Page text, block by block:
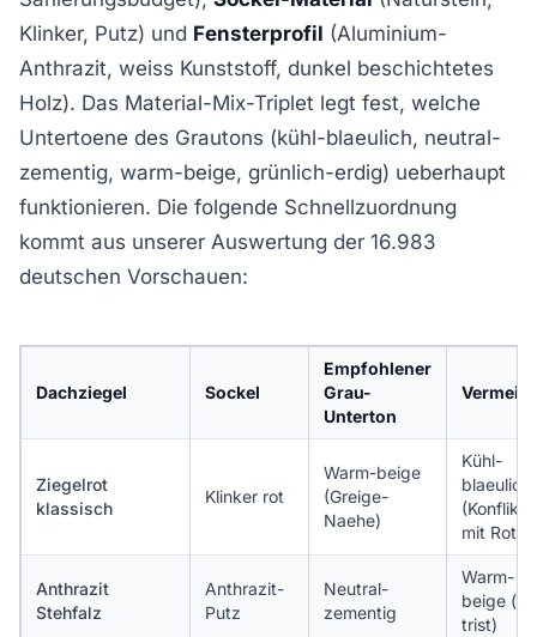
Klinker, Putz) und Fensterprofil (Aluminium-
Anthrazit, weiss Kunststoff, dunkel beschichtetes
Holz). Das Material-Mix-Triplet legt fest, welche
Untertoene des Grautons (kühl-blaeulich, neutral-
zementig, warm-beige, grünlich-erdig) ueberhaupt
funktionieren. Die folgende Schnellzuordnung
kommt aus unserer Auswertung der 16.983
deutschen Vorschauen:
Dachziegel Sockel
Empfohlener
Grau-
Unterton
Ziegelrot
klassisch
Klinker rot
Warm-beige
(Greige-
Naehe)
Kühl-
blaeulich
(Konflikt
mit Rot)
Anthrazit
Stehfalz
Anthrazit-
Putz
Neutral-
zementig
Warm-
beige (zu
trist)